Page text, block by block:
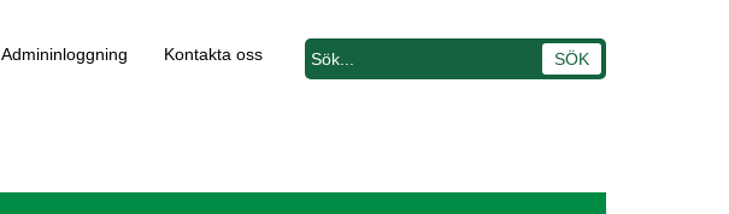
Admininloggning Kontakta oss